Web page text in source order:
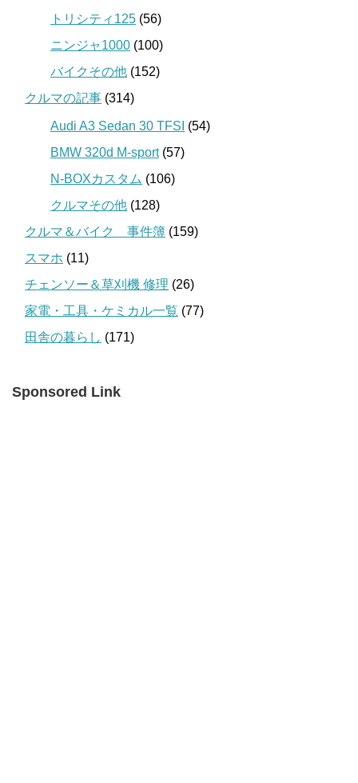
トリシティ125 (56)
ニンジャ1000 (100)
バイクその他 (152)
クルマの記事 (314)
Audi A3 Sedan 30 TFSI (54)
BMW 320d M-sport(57)
N-BOXカスタム (106)
クルマその他 (128)
クルマ＆バイク 事件簿 (159)
スマホ (11)
チェンソー＆草刈機 修理 (26)
家電・工具・ケミカル一覧 (77)
田舎の暮らし (171)
Sponsored Link